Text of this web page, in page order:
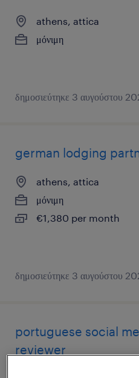
athens, attica
μόνιμη
δημοσιεύτηκε 3 αυγούστου
german lodging
athens, attica
μόνιμη
€1,380 per month
δημοσιεύτηκε 3 αυγούστου
portuguese social
reviewer